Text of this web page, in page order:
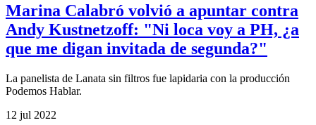
Marina Calabró volvió a apuntar contra
Andy Kustnetzoff: "Ni loca voy a PH, ¿a
que me digan invitada de segunda?"
La panelista de Lanata sin filtros fue lapidaria con la producción
Podemos Hablar.
12 jul 2022